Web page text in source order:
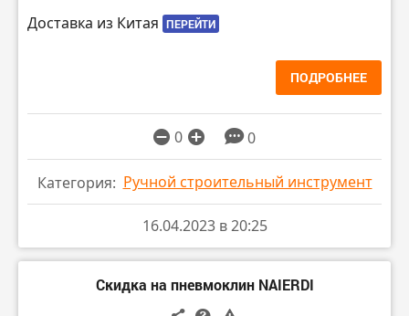
Доставка из Китая ПЕРЕЙТИ
ПОДРОБНЕЕ
0 0
Категория: Ручной строительный инструмент
16.04.2023 в 20:25
Скидка на пневмоклин NAIERDI